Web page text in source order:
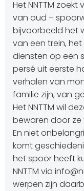
Het NNTTM
van oud –
bijvoorbeeld het
van een trein,
diensten op een
persé uit eerste
verhalen van
familie zijn, van
Het NNTTM wil
bewaren door ze
En niet
komt
het spoor heeft
NNTTM via
werpen zijn